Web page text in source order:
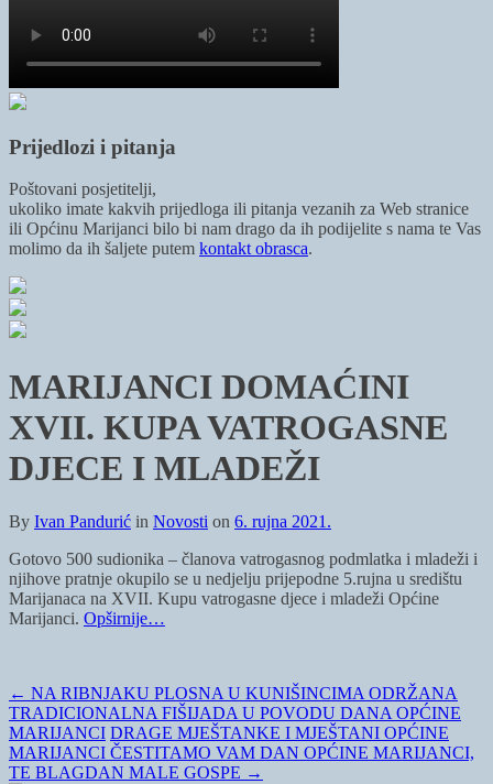
Prijedlozi i pitanja
Poštovani posjetitelji,
ukoliko imate kakvih prijedloga ili pitanja vezanih za Web stranice
ili Općinu Marijanci bilo bi nam drago da ih podijelite s nama te Vas
molimo da ih šaljete putem kontakt obrasca.
MARIJANCI DOMAĆINI
XVII. KUPA VATROGASNE
DJECE I MLADEŽI
By Ivan Pandurić in Novosti on 6. rujna 2021.
Gotovo 500 sudionika – članova vatrogasnog podmlatka i mladeži i
njihove pratnje okupilo se u nedjelju prijepodne 5.rujna u središtu
Marijanaca na XVII. Kupu vatrogasne djece i mladeži Općine
Marijanci. Opširnije…
← NA RIBNJAKU PLOSNA U KUNIŠINCIMA ODRŽANA
TRADICIONALNA FIŠIJADA U POVODU DANA OPĆINE
MARIJANCI DRAGE MJEŠTANKE I MJEŠTANI OPĆINE
MARIJANCI ČESTITAMO VAM DAN OPĆINE MARIJANCI,
TE BLAGDAN MALE GOSPE →